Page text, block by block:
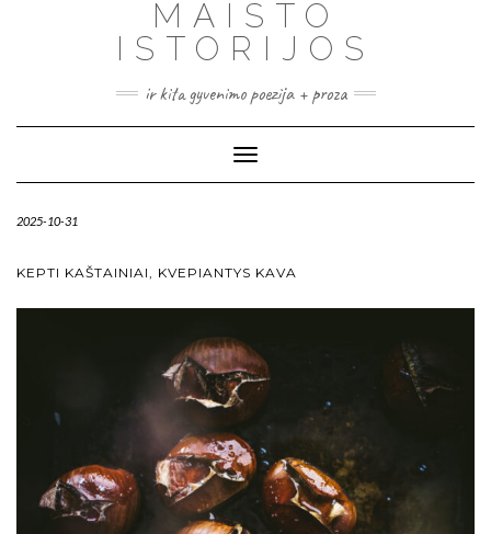
MAISTO
ISTORIJOS
ir kita gyvenimo poezija + proza
Toggle
Navigation
2025-10-31
KEPTI KAŠTAINIAI, KVEPIANTYS KAVA